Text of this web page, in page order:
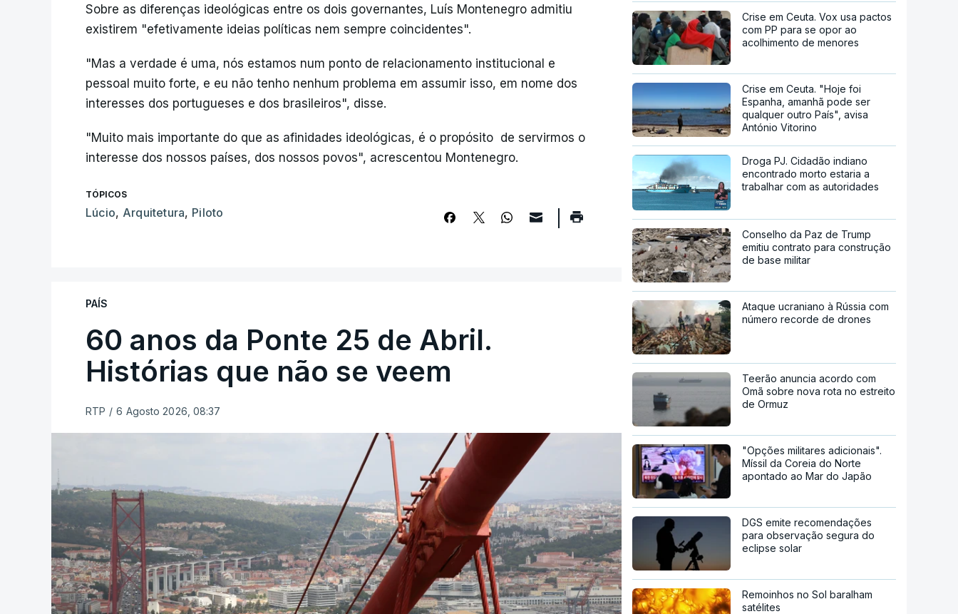
Sobre as diferenças ideológicas entre os dois governantes, Luís Montenegro admitiu
existirem "efetivamente ideias políticas nem sempre coincidentes".
"Mas a verdade é uma, nós estamos num ponto de relacionamento institucional e
pessoal muito forte, e eu não tenho nenhum problema em assumir isso, em nome dos
interesses dos portugueses e dos brasileiros", disse.
"Muito mais importante do que as afinidades ideológicas, é o propósito de servirmos o
interesse dos nossos países, dos nossos povos", acrescentou Montenegro.
TÓPICOS
Lúcio, Arquitetura, Piloto
PAÍS
60 anos da Ponte 25 de Abril.
Histórias que não se veem
RTP / 6 Agosto 2026, 08:37
Crise em Ceuta. Vox usa pactos
com PP para se opor ao
acolhimento de menores
Crise em Ceuta. "Hoje foi
Espanha, amanhã pode ser
qualquer outro País", avisa
António Vitorino
Droga PJ. Cidadão indiano
encontrado morto estaria a
trabalhar com as autoridades
Conselho da Paz de Trump
emitiu contrato para construção
de base militar
Ataque ucraniano à Rússia com
número recorde de drones
Teerão anuncia acordo com
Omã sobre nova rota no estreito
de Ormuz
"Opções militares adicionais".
Míssil da Coreia do Norte
apontado ao Mar do Japão
DGS emite recomendações
para observação segura do
eclipse solar
Remoinhos no Sol baralham
satélites